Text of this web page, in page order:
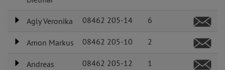
Agly Veronika 08462 205-14 6
Amon Markus 08462 205-10 2
Andreas
08462 205-12 1